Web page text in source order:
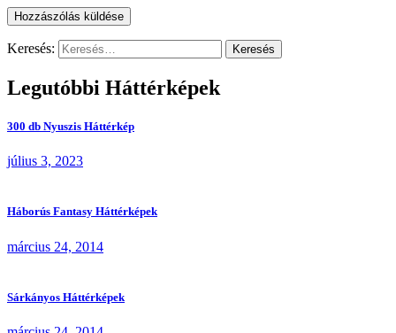
Keresés:
Legutóbbi Háttérképek
300 db Nyuszis Háttérkép
július 3, 2023
Háborús Fantasy Háttérképek
március 24, 2014
Sárkányos Háttérképek